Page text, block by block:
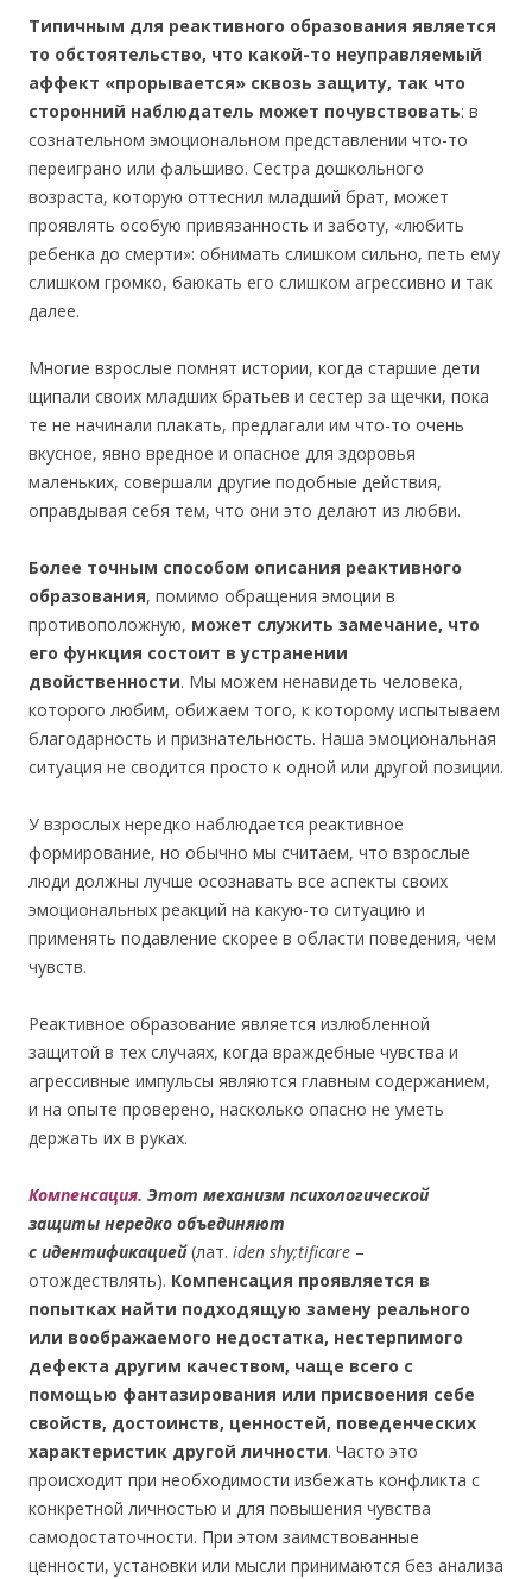
Типичным для реактивного образования является
то обстоятельство, что какой-то неуправляемый
аффект «прорывается» сквозь защиту, так что
сторонний наблюдатель может почувствовать: в
сознательном эмоциональном представлении что-то
переиграно или фальшиво. Сестра дошкольного
возраста, которую оттеснил младший брат, может
проявлять особую привязанность и заботу, «любить
ребенка до смерти»: обнимать слишком сильно, петь ему
слишком громко, баюкать его слишком агрессивно и так
далее.
Многие взрослые помнят истории, когда старшие дети
щипали своих младших братьев и сестер за щечки, пока
те не начинали плакать, предлагали им что-то очень
вкусное, явно вредное и опасное для здоровья
маленьких, совершали другие подобные действия,
оправдывая себя тем, что они это делают из любви.
Более точным способом описания реактивного
образования, помимо обращения эмоции в
противоположную, может служить замечание, что
его функция состоит в устранении
двойственности. Мы можем ненавидеть человека,
которого любим, обижаем того, к которому испытываем
благодарность и признательность. Наша эмоциональная
ситуация не сводится просто к одной или другой позиции.
У взрослых нередко наблюдается реактивное
формирование, но обычно мы считаем, что взрослые
люди должны лучше осознавать все аспекты своих
эмоциональных реакций на какую-то ситуацию и
применять подавление скорее в области поведения, чем
чувств.
Реактивное образование является излюбленной
защитой в тех случаях, когда враждебные чувства и
агрессивные импульсы являются главным содержанием,
и на опыте проверено, насколько опасно не уметь
держать их в руках.
Компенсация. Этот механизм психологической
защиты нередко объединяют
с идентификацией(лат. iden shy;tificare –
отождествлять). Компенсация проявляется в
попытках найти подходящую замену реального
или воображаемого недостатка, нестерпимого
дефекта другим качеством, чаще всего с
помощью фантазирования или присвоения себе
свойств, достоинств, ценностей, поведенческих
характеристик другой личности. Часто это
происходит при необходимости избежать конфликта с
конкретной личностью и для повышения чувства
самодостаточности. При этом заимствованные
ценности, установки или мысли принимаются без анализа